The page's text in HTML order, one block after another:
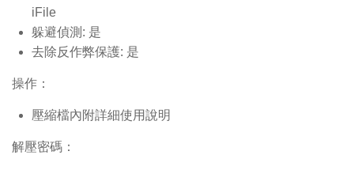
iFile
躲避偵測: 是
去除反作弊保護: 是
操作：
壓縮檔內附詳細使用說明
解壓密碼：